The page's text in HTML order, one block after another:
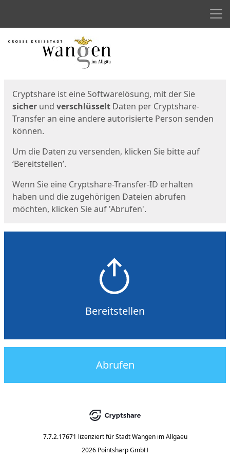
Start
Cryptshare ist eine Softwarelösung, mit der Sie
sicher und verschlüsselt Daten per Cryptshare-
Transfer an eine andere autorisierte Person senden
können.
Um die Daten zu versenden, klicken Sie bitte auf
‘Bereitstellen’.
Wenn Sie eine Cryptshare-Transfer-ID erhalten
haben und die zugehörigen Dateien abrufen
möchten, klicken Sie auf 'Abrufen'.
Bereitstellen
Abrufen
7.7.2.17671 lizenziert für Stadt Wangen im Allgaeu
2026 Pointsharp GmbH